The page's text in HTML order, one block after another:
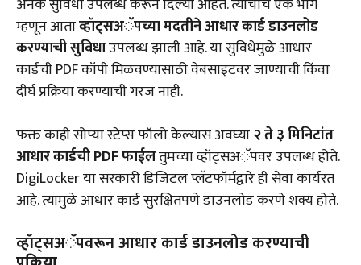
म्हणून आताव्हॉट्सअॅपच्या मदतीने आधार कार्ड डाउनलोड
करण्याची सुविधाउपलब्ध झाली आहे. या सुविधेमुळे आधार
कार्डची PDF कॉपी मिळवण्यासाठी वेबसाइटवर जाण्याची किंवा
दीर्घ प्रक्रिया करण्याची गरज नाही.
फक्त काही सोप्या स्टेप्स फॉलो केल्यास अवघ्या२ ते ३ मिनिटांत
आधार कार्डची PDF फाईलतुमच्या व्हॉट्सअॅपवर उपलब्ध होते.
DigiLocker या सरकारी डिजिटल प्लॅटफॉर्मद्वारे ही सेवा कार्यरत
आहे. त्यामुळे आधार कार्ड सुरक्षितपणे डाउनलोड करणे शक्य होते.
व्हॉट्सअॅपवरून आधार कार्ड डाउनलोड करण्याची